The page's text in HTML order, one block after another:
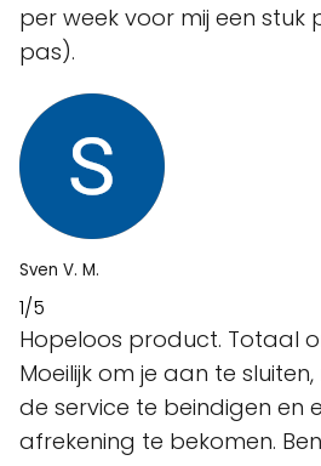
per week voor mij een stuk
pas).
Sven V. M.
1/5
Hopeloos product. Totaal
Moeilijk om je aan te
de service te beindigen en
afrekening te bekomen.